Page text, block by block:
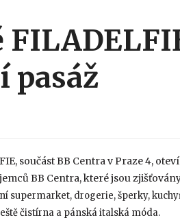
pasáž
součást BB Centra v Praze 4,
BB Centra, které jsou
supermarket, drogerie, šperky,
čistírna a pánská italská móda.